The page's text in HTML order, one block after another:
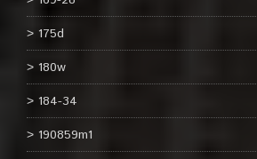
175d
180w
184-34
190859m1